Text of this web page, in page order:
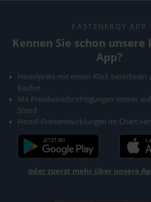
FASTENERGY APP
Kennen Sie schon
App?
Heizölpreis mit einem Klick berechnen
kaufen
Mit Preisbenachrichtigungen immer
Stand
Heizöl-Preisentwicklungen im Chart
oder zuerst mehr über unsere